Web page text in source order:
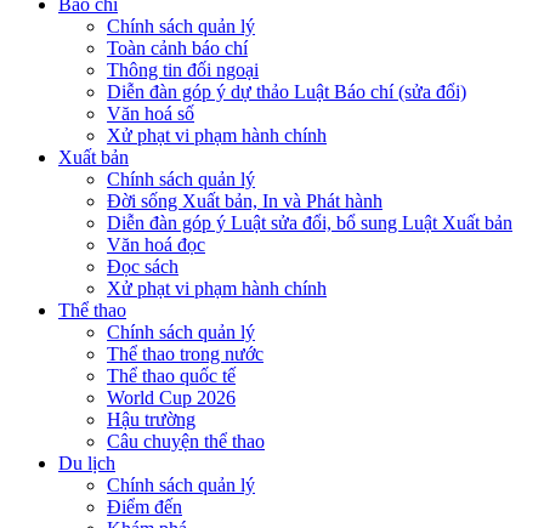
Báo chí
Chính sách quản lý
Toàn cảnh báo chí
Thông tin đối ngoại
Diễn đàn góp ý dự thảo Luật Báo chí (sửa đổi)
Văn hoá số
Xử phạt vi phạm hành chính
Xuất bản
Chính sách quản lý
Đời sống Xuất bản, In và Phát hành
Diễn đàn góp ý Luật sửa đổi, bổ sung Luật Xuất bản
Văn hoá đọc
Đọc sách
Xử phạt vi phạm hành chính
Thể thao
Chính sách quản lý
Thể thao trong nước
Thể thao quốc tế
World Cup 2026
Hậu trường
Câu chuyện thể thao
Du lịch
Chính sách quản lý
Điểm đến